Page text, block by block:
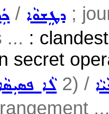
/ ܕܛܸܫܘܵܐ ;
... :
secret
ܠܵܐ2) /